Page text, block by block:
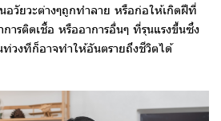
อวัยวะต่างๆถูกทำลาย หรือก่อให้เกิดฝีที่
การติดเชื้อ หรืออาการอื่นๆ ที่รุนแรงขึ้นซึ่ง
วงทีก็อาจทำให้อันตรายถึงชีวิตได้